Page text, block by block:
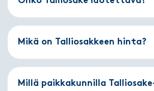
Mikä on Talliosakkeen hinta?
Millä paikkakunnilla